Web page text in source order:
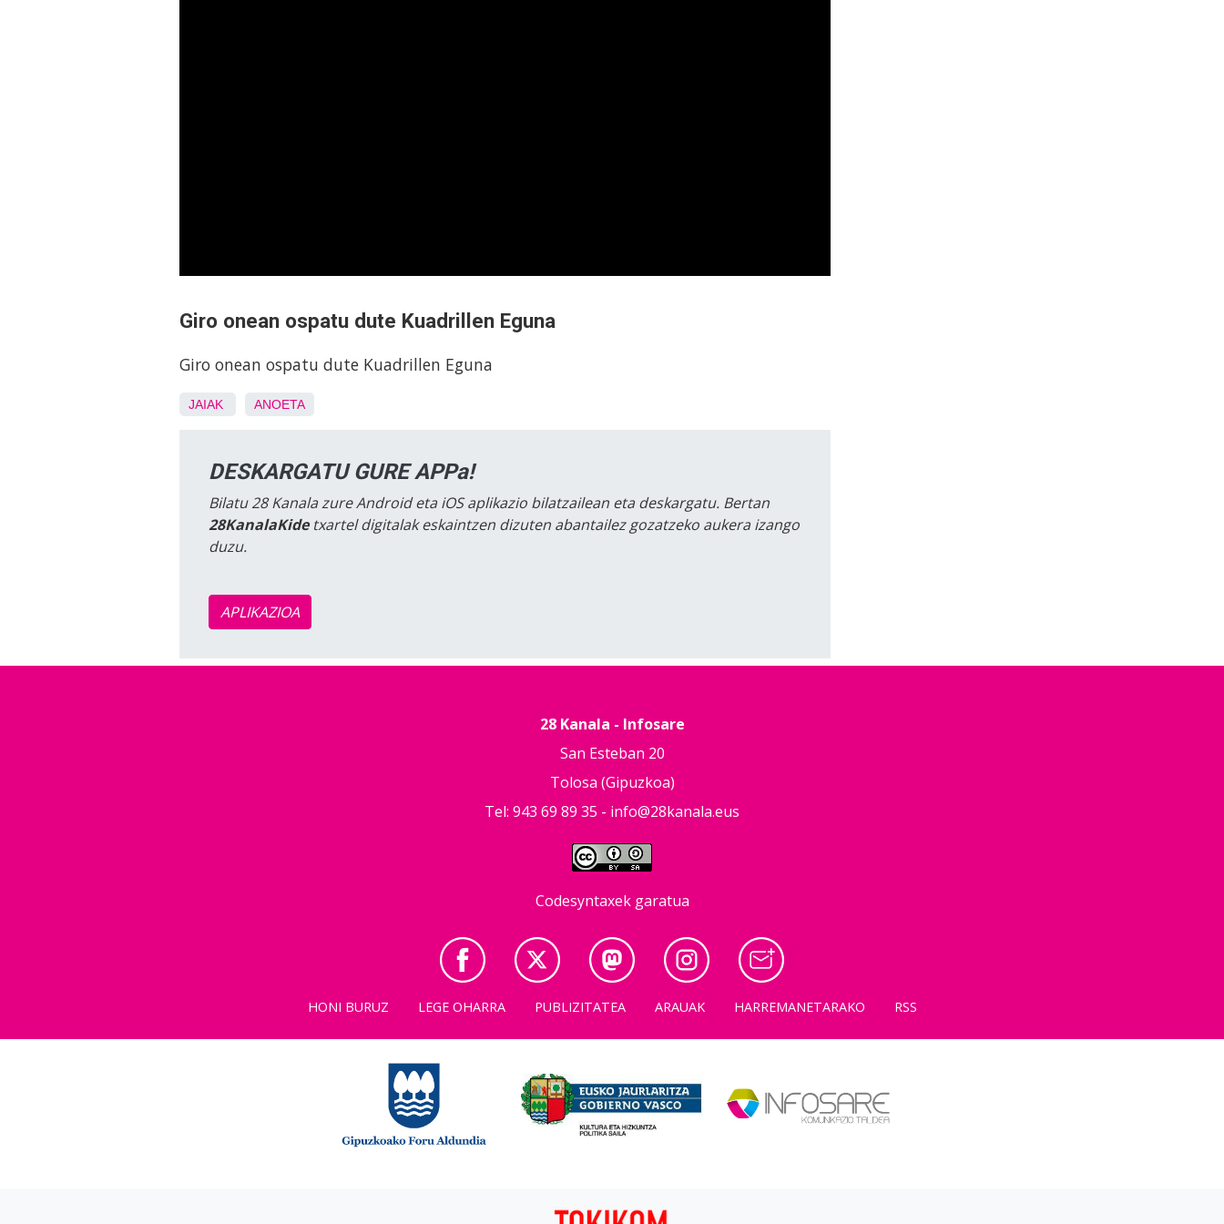
Giro onean ospatu dute Kuadrillen Eguna
Giro onean ospatu dute Kuadrillen Eguna
JAIAK ANOETA
DESKARGATU GURE APPa!
Bilatu 28 Kanala zure Android eta iOS aplikazio bilatzailean eta deskargatu. Bertan
28KanalaKidetxartel digitalak eskaintzen dizuten abantailez gozatzeko aukera izango
duzu.
APLIKAZIOA
28 Kanala - Infosare
San Esteban 20
Tolosa (Gipuzkoa)
Tel: 943 69 89 35 - info@28kanala.eus
Codesyntaxek garatua
HONI BURUZ LEGE OHARRA PUBLIZITATEA ARAUAK HARREMANETARAKO RSS